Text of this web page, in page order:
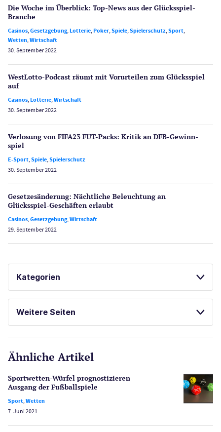
Die Woche im Überblick: Top-News aus der Glücksspiel-
Branche
Casinos,Gesetzgebung,Lotterie,Poker,Spiele,Spielerschutz,Sport,
Wetten,Wirtschaft
30. September 2022
WestLotto-Podcast räumt mit Vorurteilen zum Glücksspiel
auf
Casinos,Lotterie,Wirtschaft
30. September 2022
Verlosung von FIFA23 FUT-Packs: Kritik an DFB-Gewinn­
spiel
E-Sport,Spiele,Spielerschutz
30. September 2022
Gesetzes­änderung: Nächtliche Beleuch­tung an
Glücksspiel-Geschäften erlaubt
Casinos,Gesetzgebung,Wirtschaft
29. September 2022
Kategorien
Gesetzgebung
Lotterie
Poker
Weitere Seiten
CasinoOnline.de
PayPal Casinos
Ähnliche Artikel
Sportwetten-Würfel prognostizieren
Ausgang der Fußballspiele
Sport,Wetten
7. Juni 2021